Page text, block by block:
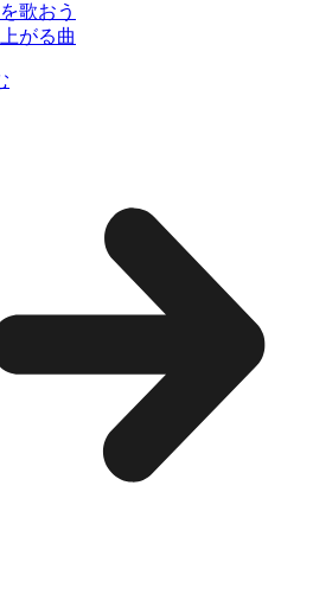
歌おう
がる曲